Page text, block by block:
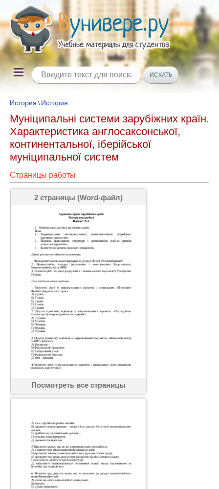
История \ История
Муніципальні системи зарубіжних країн.
Характеристика англосаксонської,
континентальної, іберійської
муніципальної систем
Страницы работы
2 страницы (Word-файл)
Посмотреть все страницы